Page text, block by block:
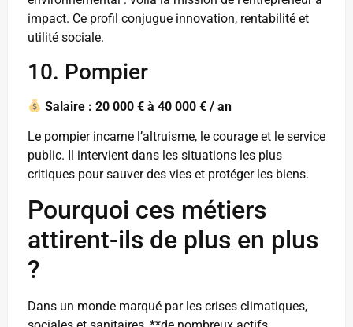
impact. Ce profil conjugue innovation, rentabilité et
utilité sociale.
10. Pompier
Salaire : 20 000 € à 40 000 € / an
Le pompier incarne l’altruisme, le courage et le service
public. Il intervient dans les situations les plus
critiques pour sauver des vies et protéger les biens.
Pourquoi ces métiers
attirent-ils de plus en plus
?
Dans un monde marqué par les crises climatiques,